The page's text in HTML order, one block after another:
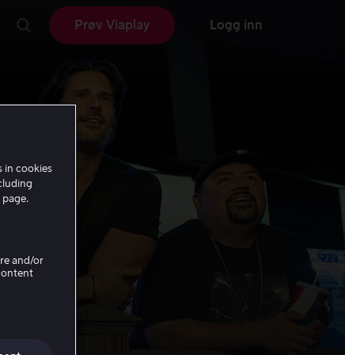
Prøv Viaplay Logg inn
in cookies
and/or